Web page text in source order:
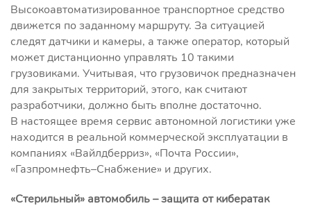
Высокоавтоматизированное транспортное средство
движется по заданному маршруту. За ситуацией
следят датчики и камеры, а также оператор, который
может дистанционно управлять 10 такими
грузовиками. Учитывая, что грузовичок предназначен
для закрытых территорий, этого, как считают
разработчики, должно быть вполне достаточно.
В настоящее время сервис автономной логистики уже
находится в реальной коммерческой эксплуатации в
компаниях «Вайлдберриз», «Почта России»,
«Газпромнефть–Снабжение» и других.
«Стерильный» автомобиль – защита от кибератак